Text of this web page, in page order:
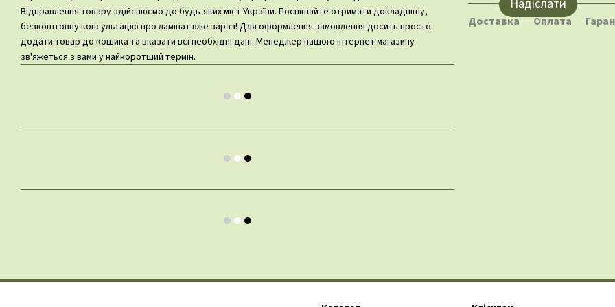
Відправлення товару здійснюємо до будь-яких міст України. Поспішайте отримати докладнішу,
безкоштовну консультацію про ламінат вже зараз! Для оформлення замовлення досить просто
додати товар до кошика та вказати всі необхідні дані. Менеджер нашого інтернет магазину
зв'яжеться з вами у найкоротший термін.
Надіслати
Доставка Оплата